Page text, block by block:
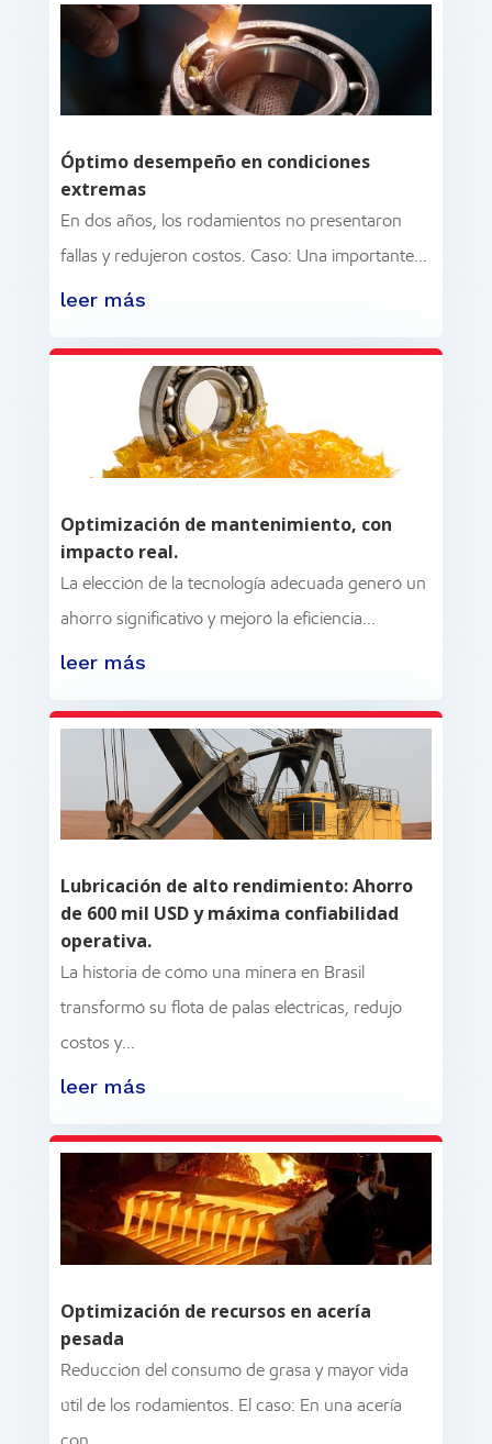
Óptimo desempeño en condiciones
extremas
En dos años, los rodamientos no presentaron
fallas y redujeron costos. Caso: Una importante...
leer más
Optimización de mantenimiento, con
impacto real.
La elección de la tecnología adecuada generó un
ahorro significativo y mejoró la eficiencia...
leer más
Lubricación de alto rendimiento: Ahorro
de 600 mil USD y máxima confiabilidad
operativa.
La historia de cómo una minera en Brasil
transformó su flota de palas eléctricas, redujo
costos y...
leer más
Optimización de recursos en acería
pesada
Reducción del consumo de grasa y mayor vida
útil de los rodamientos. El caso: En una acería
con...